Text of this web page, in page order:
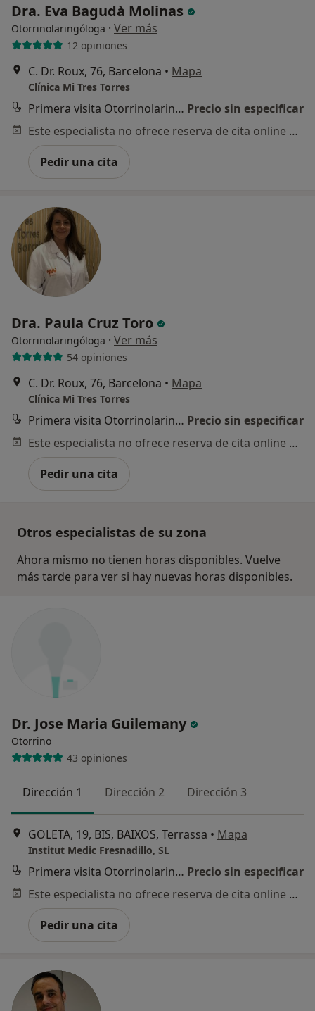
Dra. Eva Bagudà Molinas
Otorrinolaringóloga · Ver más
12 opiniones
C. Dr. Roux, 76, Barcelona • Mapa
Clínica Mi Tres Torres
Primera visita Otorrinolaringología Precio sin especificar
Este especialista no ofrece reserva de cita online en esta dirección.
Pedir una cita
Dra. Paula Cruz Toro
Otorrinolaringóloga · Ver más
54 opiniones
C. Dr. Roux, 76, Barcelona • Mapa
Clínica Mi Tres Torres
Primera visita Otorrinolaringología Precio sin especificar
Este especialista no ofrece reserva de cita online en esta dirección.
Pedir una cita
Otros especialistas de su zona
Ahora mismo no tienen horas disponibles. Vuelve
más tarde para ver si hay nuevas horas disponibles.
Dr. Jose Maria Guilemany
Otorrino
43 opiniones
Dirección 1 Dirección 2 Dirección 3
GOLETA, 19, BIS, BAIXOS, Terrassa • Mapa
Institut Medic Fresnadillo, SL
Primera visita Otorrinolaringología Precio sin especificar
Este especialista no ofrece reserva de cita online en esta dirección.
Pedir una cita